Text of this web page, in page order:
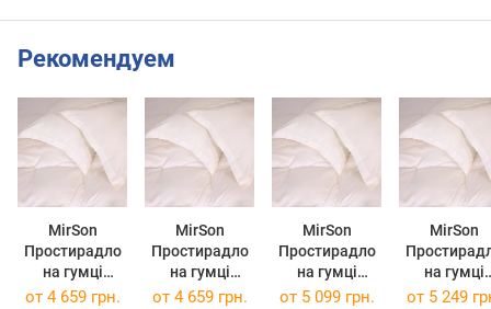
Рекомендуем
MirSon
Простирадло
на гумці
Tencel №01
MirSon
Простирадло
на гумці
Tencel №01
MirSon
Простирадло
на гумці
Tencel №01
MirSon
на гумці
Tencel
от 4 659 грн. от 4 659 грн. от 5 099 грн. от 5 249